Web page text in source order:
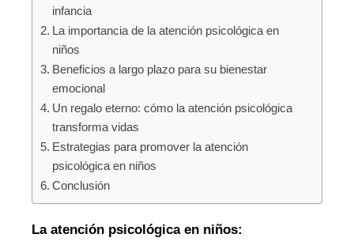
infancia
La importancia de la atención psicológica en
niños
Beneficios a largo plazo para su bienestar
emocional
Un regalo eterno: cómo la atención psicológica
transforma vidas
Estrategias para promover la atención
psicológica en niños
Conclusión
La atención psicológica en niños: